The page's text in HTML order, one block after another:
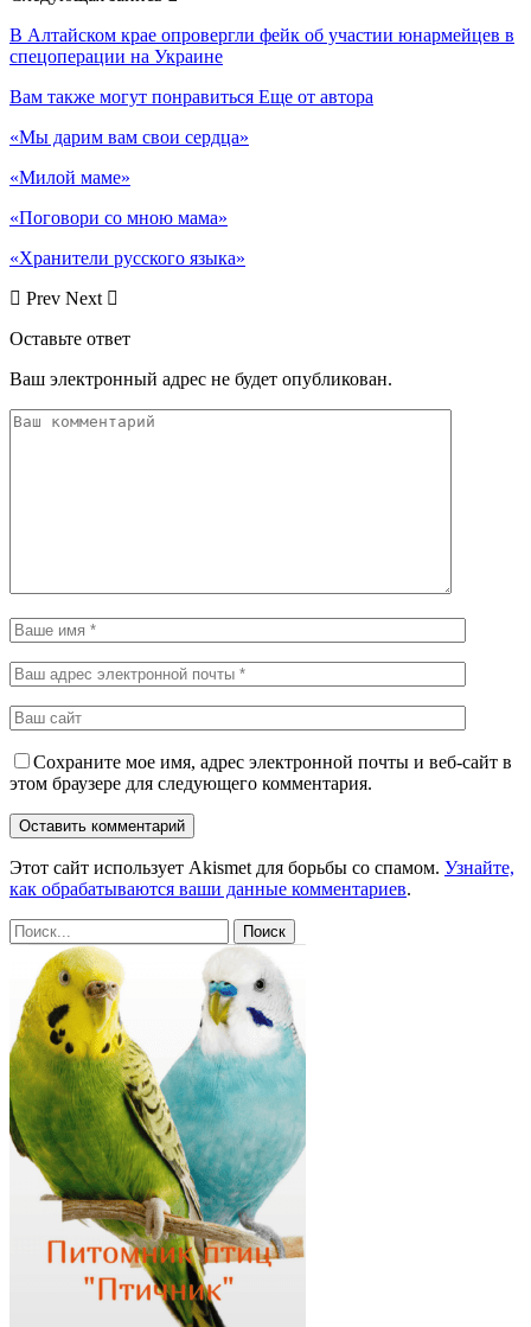
В Алтайском крае опровергли фейк об участии юнармейцев в
спецоперации на Украине
Вам также могут понравиться Еще от автора
«Мы дарим вам свои сердца»
«Милой маме»
«Поговори со мною мама»
«Хранители русского языка»
Prev Next
Оставьте ответ
Ваш электронный адрес не будет опубликован.
Сохраните мое имя, адрес электронной почты и веб-сайт в
этом браузере для следующего комментария.
Этот сайт использует Akismet для борьбы со спамом. Узнайте,
как обрабатываются ваши данные комментариев.